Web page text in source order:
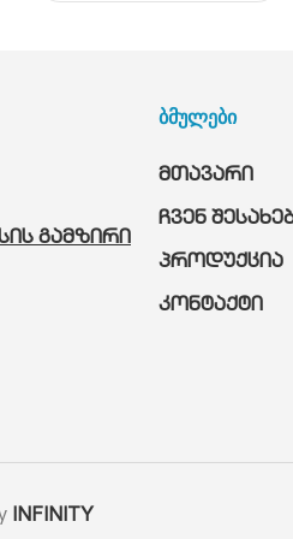
გამზირი
ბმულები
მთავარი
ჩვენ
პროდუქცია
კონტაქტი
INFINITY